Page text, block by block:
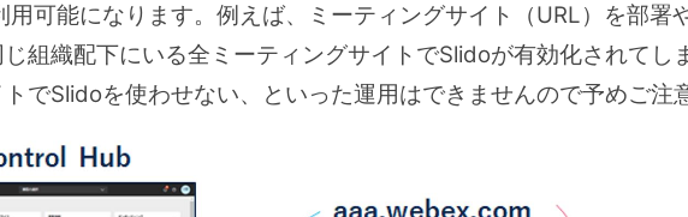
用可能になります。例えば、ミーティングサイト（URL）を部署
組織配下にいる全ミーティングサイトでSlidoが有効化されてし
でSlidoを使わせない、といった運用はできませんので予めご注